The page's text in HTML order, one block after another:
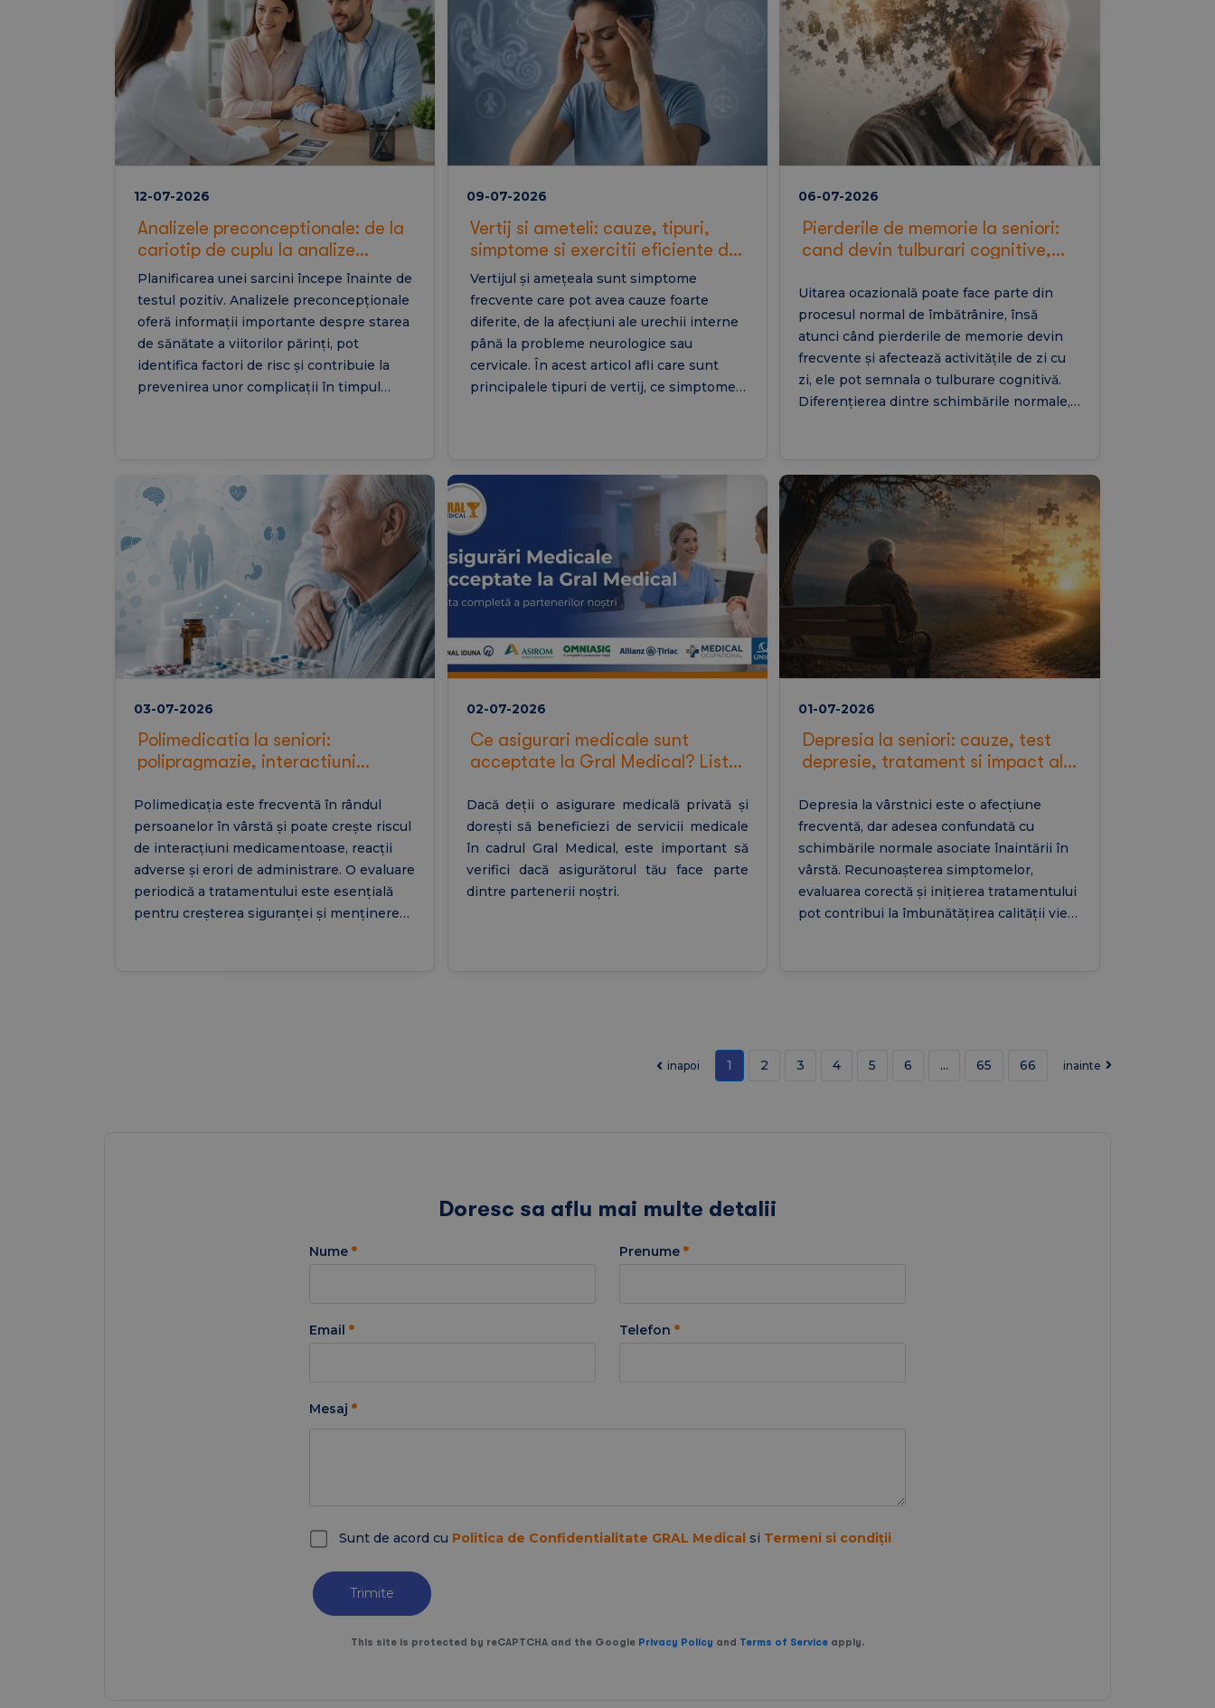
copii și bronșita astmatiformă.
la reducerea impactului lor asupra vieții de
ce investigații suplimentare pot fi
recomandate în sarcinile cu risc crescut.
12-07-2026
Analizele preconceptionale: de la
cariotip de cuplu la analize
inainte de sarcina
Planificarea unei sarcini începe înainte de
testul pozitiv. Analizele preconcepționale
oferă informații importante despre starea
de sănătate a viitorilor părinți, pot
identifica factori de risc și contribuie la
prevenirea unor complicații în timpul
acid folic, toate acestea ajută la pregătirea
pentru o sarcină sănătoasă.
09-07-2026
Vertij si ameteli: cauze, tipuri,
simptome si exercitii eficiente de
tratament
Vertijul și amețeala sunt simptome
frecvente care pot avea cauze foarte
diferite, de la afecțiuni ale urechii interne
până la probleme neurologice sau
cervicale. În acest articol afli care sunt
principalele tipuri de vertij, ce simptome
06-07-2026
Pierderile de memorie la seniori:
cand devin tulburari cognitive,
Uitarea ocazională poate face parte din
procesul normal de îmbătrânire, însă
atunci când pierderile de memorie devin
frecvente și afectează activitățile de zi cu
zi, ele pot semnala o tulburare cognitivă.
Diferențierea dintre schimbările normale,
03-07-2026
Polimedicatia la seniori:
polipragmazie, interactiuni
geriatrie
Polimedicația este frecventă în rândul
persoanelor în vârstă și poate crește riscul
de interacțiuni medicamentoase, reacții
adverse și erori de administrare. O evaluare
periodică a tratamentului este esențială
pentru creșterea siguranței și menținerea
02-07-2026
Ce asigurari medicale sunt
acceptate la Gral Medical? Lista
Dacă deții o asigurare medicală privată și
dorești să beneficiezi de servicii medicale
în cadrul Gral Medical, este important să
verifici dacă asigurătorul tău face parte
dintre partenerii noștri.
01-07-2026
Depresia la seniori: cauze, test
depresie, tratament si impact al
Depresia la vârstnici este o afecțiune
frecventă, dar adesea confundată cu
schimbările normale asociate înaintării în
vârstă. Recunoașterea simptomelor,
evaluarea corectă și inițierea tratamentului
pot contribui la îmbunătățirea calității vieții
inapoi 1 2 3 4 5 6 ... 65 66 inainte
Doresc sa aflu mai multe detalii
Nume * Prenume *
Email * Telefon *
Mesaj *
Sunt de acord cu Politica de Confidentialitate GRAL Medical si Termeni si condiții
Trimite
This site is protected by reCAPTCHA and the Google Privacy Policy and Terms of Service apply.